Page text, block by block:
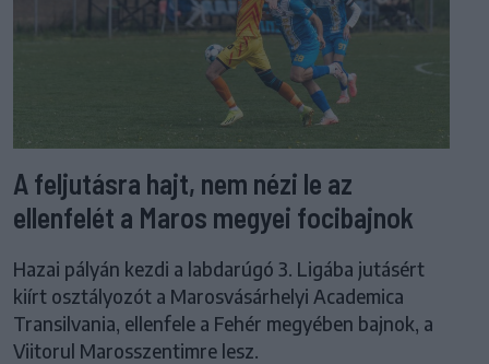
A feljutásra hajt, nem nézi le az
ellenfelét a Maros megyei focibajnok
Hazai pályán kezdi a labdarúgó 3. Ligába jutásért
kiírt osztályozót a Marosvásárhelyi Academica
Transilvania, ellenfele a Fehér megyében bajnok, a
Viitorul Marosszentimre lesz.